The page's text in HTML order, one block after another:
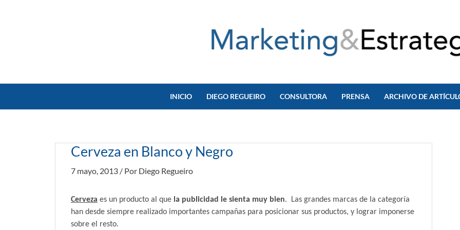
INICIO DIEGO REGUEIRO CONSULTORA PRENSA ARCHIVO DE
Cerveza en Blanco y Negro
7 mayo, 2013 / Por Diego Regueiro
Cerveza es un producto al que la publicidad le sienta muy bien. Las grandes marcas de la categoría
han desde siempre realizado importantes campañas para posicionar sus productos, y lograr imponerse
sobre el resto.